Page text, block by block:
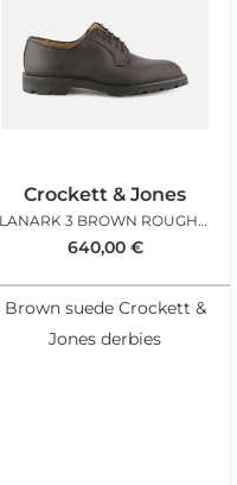
Crockett & Jones
LANARK 3 BROWN ROUGHOUT SUEDE
640,00 €
Brown suede Crockett &
Jones derbies